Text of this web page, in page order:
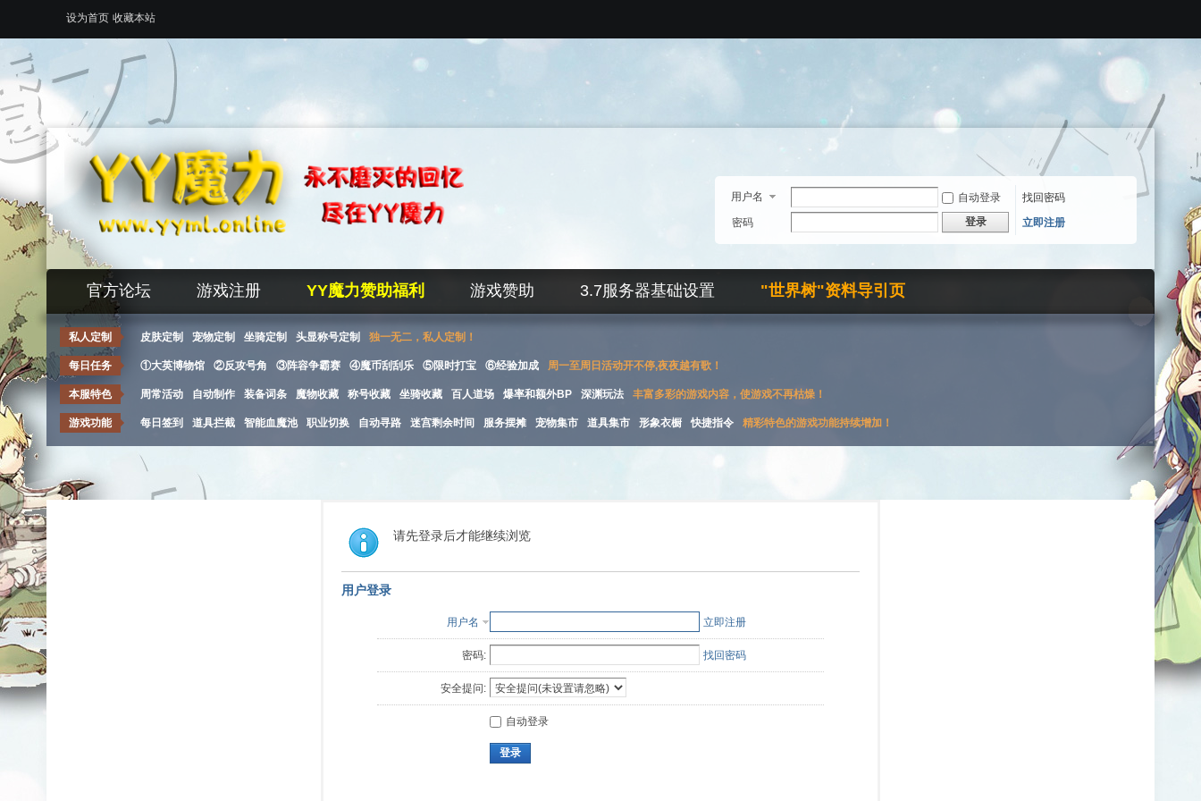
设为首页 收藏本站
用户名 自动登录
找回密码
密码
登录 立即注册
官方论坛 游戏注册 YY魔力赞助福利 游戏赞助 3.7服务器基础设置 "世界树"资料导引页
私人定制 皮肤定制 宠物定制 坐骑定制 头显称号定制 独一无二，私人定制！
每日任务 ①大英博物馆 ②反攻号角 ③阵容争霸赛 ④魔币刮刮乐 ⑤限时打宝 ⑥经验加成 周一至周日活动开不停,夜夜越有歌！
本服特色 周常活动 自动制作 装备词条 魔物收藏 称号收藏 坐骑收藏 百人道场 爆率和额外BP 深渊玩法 丰富多彩的游戏内容，使游戏不再枯燥！
游戏功能 每日签到 道具拦截 智能血魔池 职业切换 自动寻路 迷宫剩余时间 服务摆摊 宠物集市 道具集市 形象衣橱 快捷指令 精彩特色的游戏功能持续增加！
请先登录后才能继续浏览
用户登录
用户名 立即注册
密码: 找回密码
安全提问:
自动登录
登录